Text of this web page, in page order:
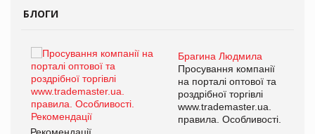
БЛОГИ
Брагина Людмила
Просування компанії
на порталі оптової та
роздрібної торгівлі
www.trademaster.ua.
правила. Особливості.
Рекомендації